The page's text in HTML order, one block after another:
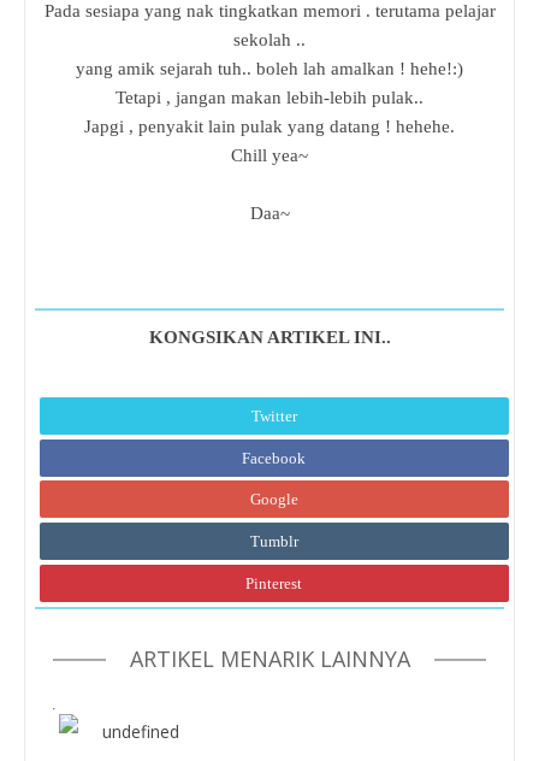
Pada sesiapa yang nak tingkatkan memori . terutama pelajar
sekolah ..
yang amik sejarah tuh.. boleh lah amalkan ! hehe!:)
Tetapi , jangan makan lebih-lebih pulak..
Japgi , penyakit lain pulak yang datang ! hehehe.
Chill yea~
Daa~
KONGSIKAN ARTIKEL INI..
Twitter
Facebook
Google
Tumblr
Pinterest
ARTIKEL MENARIK LAINNYA
undefined